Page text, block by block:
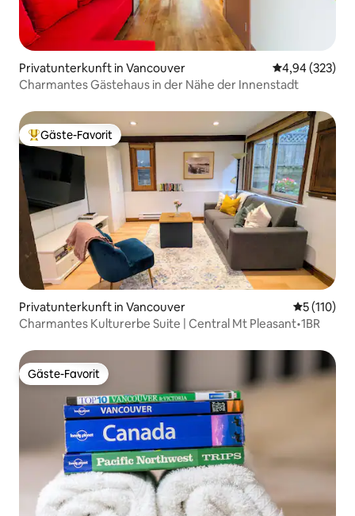
Privatunterkunft in Vancouver
4,94 (323)
Charmantes Gästehaus in der Nähe der Innenstadt
Beliebter Gäste-Favorit.
Gäste-Favorit
Privatunterkunft in Vancouver
5 (110)
Charmantes Kulturerbe Suite | Central Mt Pleasant•1BR
Gäste-Favorit
Gäste-Favorit